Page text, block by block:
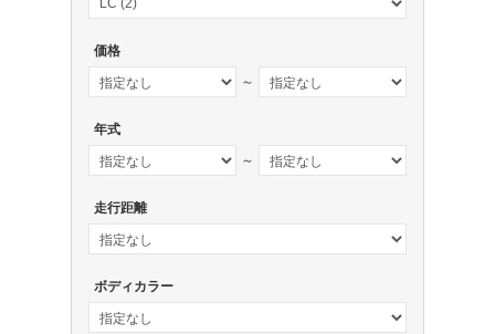
価格
～
年式
～
走行距離
ボディカラー